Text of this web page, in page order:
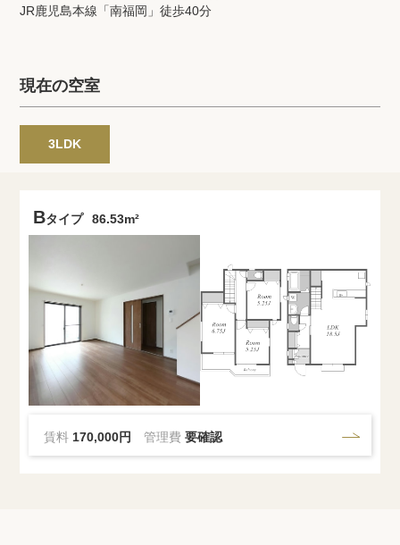
高級賃貸物件トピック 会社概要
商標について
JR鹿児島本線「南福岡」徒歩40分
現在の空室
3LDK
Bタイプ 86.53m²
賃料 170,000円 管理費要確認